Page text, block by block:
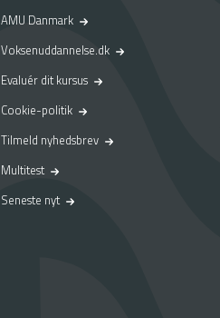
AMU Danmark
Voksenuddannelse.dk
Evaluér dit kursus
Cookie-politik
Tilmeld nyhedsbrev
Multitest
Seneste nyt